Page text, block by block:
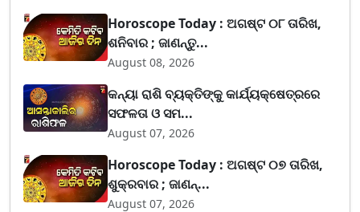
Horoscope Today : ଅଗଷ୍ଟ ୦୮ ତାରିଖ,
ଶନିବାର ; ଜାଣନ୍ତୁ...
August 08, 2026
କନ୍ୟା ରାଶି ବ୍ୟକ୍ତିଙ୍କୁ କାର୍ଯ୍ୟକ୍ଷେତ୍ରରେ
ସଫଳତା ଓ ସମ...
August 07, 2026
Horoscope Today : ଅଗଷ୍ଟ ୦୭ ତାରିଖ,
ଶୁକ୍ରବାର ; ଜାଣନ୍...
August 07, 2026